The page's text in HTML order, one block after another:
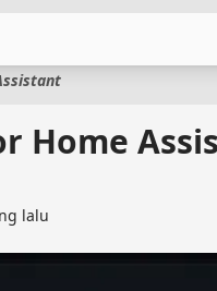
Home
lalu